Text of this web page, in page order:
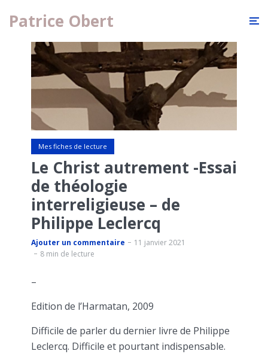
Patrice Obert
Mes fiches de lecture
Le Christ autrement -Essai
de théologie
interreligieuse – de
Philippe Leclercq
Ajouter un commentaire
11 janvier 2021
8 min de lecture
–
Edition de l’Harmatan, 2009
Difficile de parler du dernier livre de Philippe
Leclercq. Difficile et pourtant indispensable.